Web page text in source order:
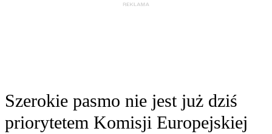
Szerokie pasmo nie jest już dziś
priorytetem Komisji Europejskiej